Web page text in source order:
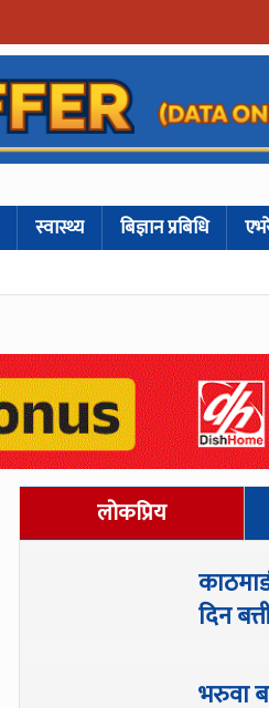
स्वास्थ्य बिज्ञान प्रबिधि
लोकप्रिय
दिन
भरुवा